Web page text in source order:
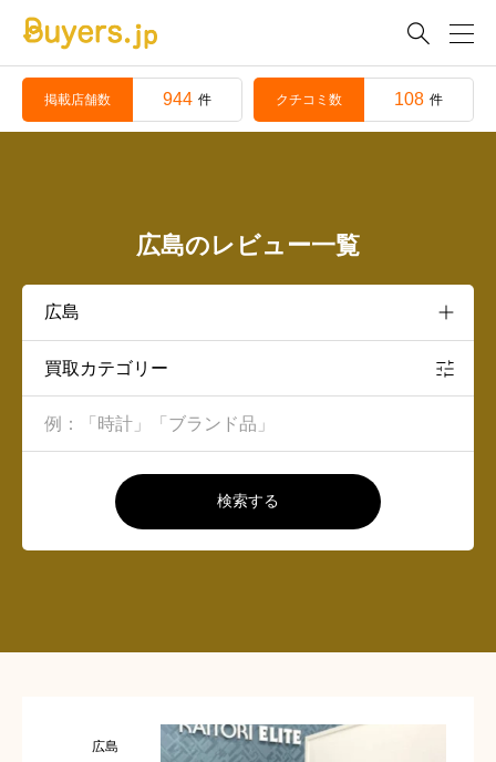

掲載店舗数 944 件 クチコミ数 108 件
広島のレビュー一覧
買取カテゴリー
検索する
広島